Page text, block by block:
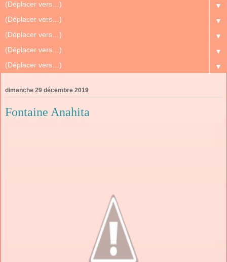
▼
▼
▼
▼
▼
dimanche 29 décembre 2019
Fontaine Anahita